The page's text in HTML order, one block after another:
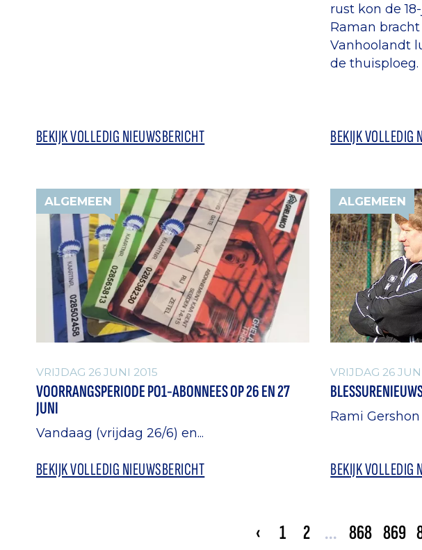
BEKIJK VOLLEDIG NIEUWSBERICHT
rust kon de
Raman
Vanhoolandt
de thuisploeg.
BEKIJK VOLLEDIG
ALGEMEEN
VRIJDAG 26 JUNI 2015
VOORRANGSPERIODE PO1-ABONNEES OP 26 EN 27
JUNI
Vandaag (vrijdag 26/6) en...
BEKIJK VOLLEDIG NIEUWSBERICHT
ALGEMEEN
VRIJDAG 26
Rami
BEKIJK VOLLEDIG
‹ 1 2 ... 868 869